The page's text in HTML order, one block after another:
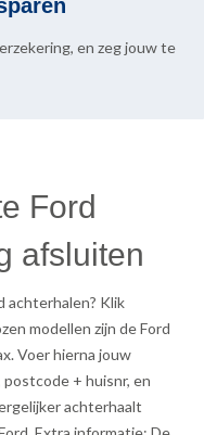
en zeg jouw te
Ford
afsluiten
achterhalen? Klik
modellen zijn de Ford
Voer hierna jouw
+ huisnr, en
achterhaalt